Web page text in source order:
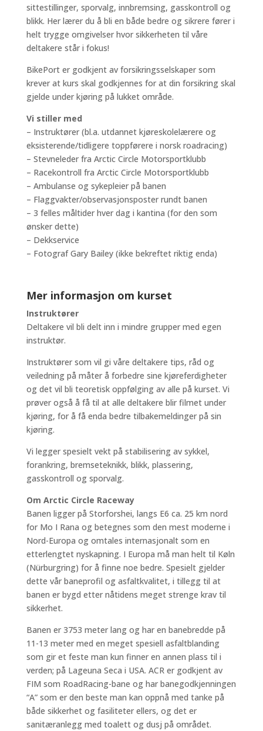
sittestillinger, sporvalg, innbremsing, gasskontroll og
blikk. Her lærer du å bli en både bedre og sikrere fører i
helt trygge omgivelser hvor sikkerheten til våre
deltakere står i fokus!
BikePort er godkjent av forsikringsselskaper som
krever at kurs skal godkjennes for at din forsikring skal
gjelde under kjøring på lukket område.
Vi stiller med
– Instruktører (bl.a. utdannet kjøreskolelærere og
eksisterende/tidligere toppførere i norsk roadracing)
– Stevneleder fra Arctic Circle Motorsportklubb
– Racekontroll fra Arctic Circle Motorsportklubb
– Ambulanse og sykepleier på banen
– Flaggvakter/observasjonsposter rundt banen
– 3 felles måltider hver dag i kantina (for den som
ønsker dette)
– Dekkservice
– Fotograf Gary Bailey (ikke bekreftet riktig enda)
Mer informasjon om kurset
Instruktører
Deltakere vil bli delt inn i mindre grupper med egen
instruktør.
Instruktører som vil gi våre deltakere tips, råd og
veiledning på måter å forbedre sine kjøreferdigheter
og det vil bli teoretisk oppfølging av alle på kurset. Vi
prøver også å få til at alle deltakere blir filmet under
kjøring, for å få enda bedre tilbakemeldinger på sin
kjøring.
Vi legger spesielt vekt på stabilisering av sykkel,
forankring, bremseteknikk, blikk, plassering,
gasskontroll og sporvalg.
Om Arctic Circle Raceway
Banen ligger på Storforshei, langs E6 ca. 25 km nord
for Mo I Rana og betegnes som den mest moderne i
Nord-Europa og omtales internasjonalt som en
etterlengtet nyskapning. I Europa må man helt til Køln
(Nürburgring) for å finne noe bedre. Spesielt gjelder
dette vår baneprofil og asfaltkvalitet, i tillegg til at
banen er bygd etter nåtidens meget strenge krav til
sikkerhet.
Banen er 3753 meter lang og har en banebredde på
11-13 meter med en meget spesiell asfaltblanding
som gir et feste man kun finner en annen plass til i
verden; på Lageuna Seca i USA. ACR er godkjent av
FIM som RoadRacing-bane og har banegodkjenningen
“A” som er den beste man kan oppnå med tanke på
både sikkerhet og fasiliteter ellers, og det er
sanitæranlegg med toalett og dusj på området.